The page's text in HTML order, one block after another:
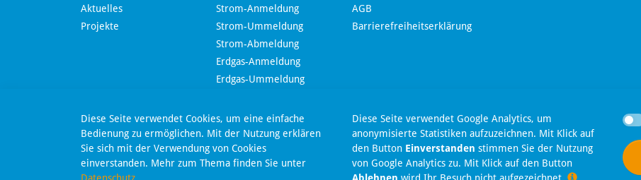
Aktuelles
Projekte
Strom-Anmeldung
Strom-Ummeldung
Strom-Abmeldung
Erdgas-Anmeldung
Erdgas-Ummeldung
Online-Kündigung
Online-Widerruf
SEPA-Lastschriftmandat
AGB
Barrierefreiheitserklärung
Diese Seite verwendet Cookies, um eine einfache
Bedienung zu ermöglichen. Mit der Nutzung erklären
Sie sich mit der Verwendung von Cookies
einverstanden. Mehr zum Thema finden Sie unter
Diese Seite verwendet Google Analytics, um
anonymisierte Statistiken aufzuzeichnen. Mit Klick auf
den Button Einverstanden stimmen Sie der Nutzung
von Google Analytics zu. Mit Klick auf den Button
sich mit derDatenschutzerklärung von Langdock
einverstanden.
Nachricht senden
Dieser Chatbot basiert auf Künstlicher Intelligenz (KI). KI-
generierte Antworten können Fehler enthalten. Weitere
Informationen zur Nutzung finden Sie unter